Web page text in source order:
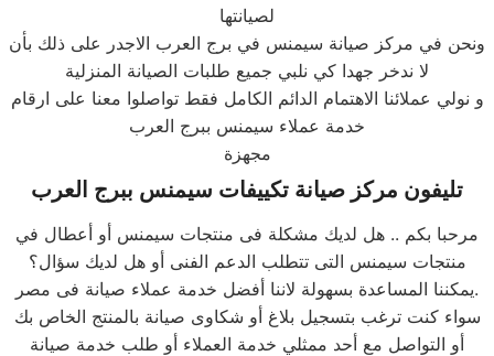
لصيانتها
ونحن في مركز صيانة سيمنس في برج العرب الاجدر على ذلك بأن
لا ندخر جهدا كي نلبي جميع طلبات الصيانة المنزلية
و نولي عملائنا الاهتمام الدائم الكامل فقط تواصلوا معنا على ارقام
خدمة عملاء سيمنس ببرج العرب
مجهزة
تليفون مركز صيانة تكييفات سيمنس ببرج العرب
مرحبا بكم .. هل لديك مشكلة فى منتجات سيمنس أو أعطال في
منتجات سيمنس التى تتطلب الدعم الفنى أو هل لديك سؤال؟
يمكننا المساعدة بسهولة لاننا أفضل خدمة عملاء صيانة فى مصر.
سواء كنت ترغب بتسجيل بلاغ أو شكاوى صيانة بالمنتج الخاص بك
أو التواصل مع أحد ممثلي خدمة العملاء أو طلب خدمة صيانة